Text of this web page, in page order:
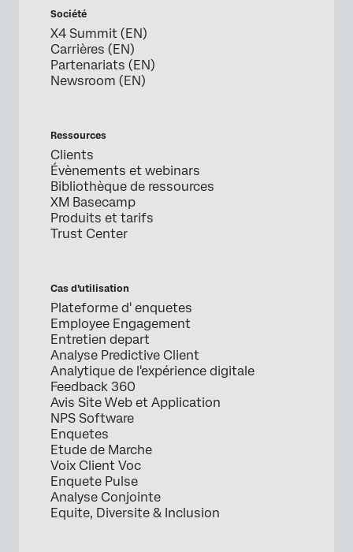
Société
X4 Summit (EN)
Carrières (EN)
Partenariats (EN)
Newsroom (EN)
Ressources
Clients
Évènements et webinars
Bibliothèque de ressources
XM Basecamp
Produits et tarifs
Trust Center
Cas d’utilisation
Plateforme d' enquetes
Employee Engagement
Entretien depart
Analyse Predictive Client
Analytique de l'expérience digitale
Feedback 360
Avis Site Web et Application
NPS Software
Enquetes
Etude de Marche
Voix Client Voc
Enquete Pulse
Analyse Conjointe
Equite, Diversite & Inclusion